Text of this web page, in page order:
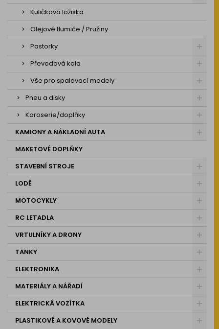
Kuličková ložiska
Olejové tlumiče / Pružiny
Pastorky
Převodová kola
Vše pro spalovací modely
Pneu a disky
Karoserie/doplňky
KAMIONY A NÁKLADNÍ AUTA
MAKETOVÉ DOPLŇKY
STAVEBNÍ STROJE
LODĚ
MOTOCYKLY
RC LETADLA
VRTULNÍKY A DRONY
TANKY
ELEKTRONIKA
MATERIÁLY A NÁŘADÍ
ELEKTRICKÁ VOZÍTKA
PLASTIKOVÉ A KOVOVÉ MODELY